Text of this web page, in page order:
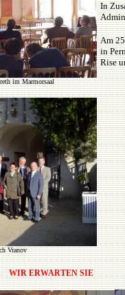
im Marmorsaal
Vranov
In
Am
in
Rise
WIR ERWARTEN SIE